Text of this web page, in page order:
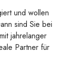
und wollen
sind Sie bei
jahrelanger
Partner für